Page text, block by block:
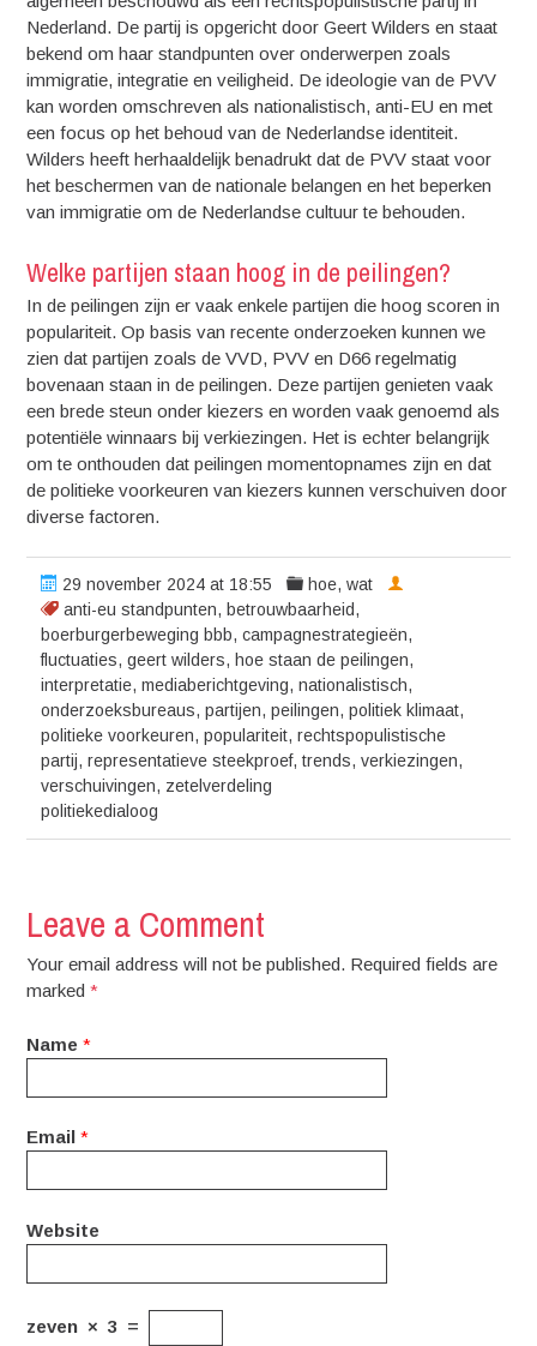
Nederland. De partij is opgericht door Geert Wilders en staat
bekend om haar standpunten over onderwerpen zoals
immigratie, integratie en veiligheid. De ideologie van de PVV
kan worden omschreven als nationalistisch, anti-EU en met
een focus op het behoud van de Nederlandse identiteit.
Wilders heeft herhaaldelijk benadrukt dat de PVV staat voor
het beschermen van de nationale belangen en het beperken
van immigratie om de Nederlandse cultuur te behouden.
Welke partijen staan hoog in de peilingen?
In de peilingen zijn er vaak enkele partijen die hoog scoren in
populariteit. Op basis van recente onderzoeken kunnen we
zien dat partijen zoals de VVD, PVV en D66 regelmatig
bovenaan staan in de peilingen. Deze partijen genieten vaak
een brede steun onder kiezers en worden vaak genoemd als
potentiële winnaars bij verkiezingen. Het is echter belangrijk
om te onthouden dat peilingen momentopnames zijn en dat
de politieke voorkeuren van kiezers kunnen verschuiven door
diverse factoren.
29 november 2024 at 18:55 hoe,wat
anti-eu standpunten, betrouwbaarheid,
boerburgerbeweging bbb,campagnestrategieën,
fluctuaties,geert wilders, hoe staan de peilingen,
interpretatie,mediaberichtgeving,nationalistisch,
onderzoeksbureaus,partijen,peilingen,politiek klimaat,
politieke voorkeuren,populariteit,rechtspopulistische
partij,representatieve steekproef,trends,verkiezingen,
verschuivingen, zetelverdeling
politiekedialoog
Leave a Comment
Your email address will not be published. Required fields are
marked*
Name *
Email *
Website
zeven × 3 =